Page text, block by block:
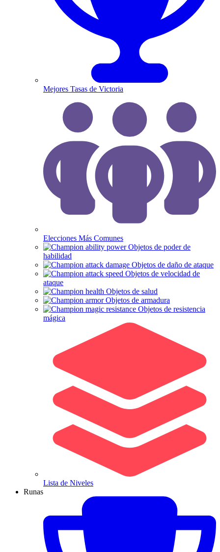
Mejores Tasas de Victoria
Elecciones Más Comunes
Objetos de poder de
habilidad
Objetos de daño de ataque
Objetos de velocidad de
ataque
Objetos de salud
Objetos de armadura
Objetos de resistencia
mágica
Lista de Niveles
Runas